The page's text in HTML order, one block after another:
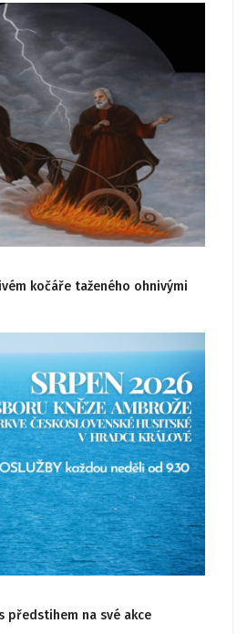
kočáře taženého ohnivými
předstihem na své akce